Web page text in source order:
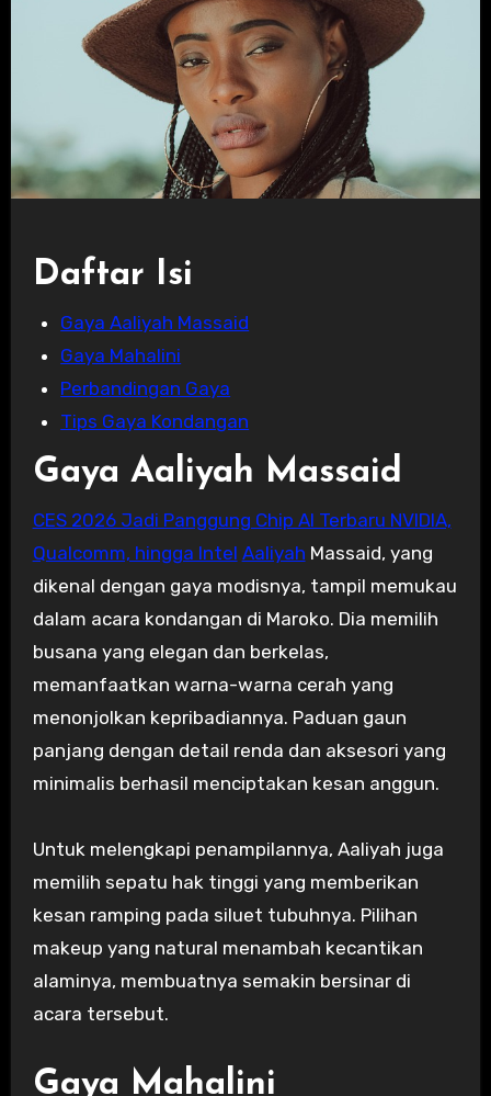
Daftar Isi
Gaya Aaliyah Massaid
Gaya Mahalini
Perbandingan Gaya
Tips Gaya Kondangan
Gaya Aaliyah Massaid
CES 2026 Jadi Panggung Chip AI Terbaru NVIDIA,
Qualcomm, hingga Intel Aaliyah Massaid, yang
dikenal dengan gaya modisnya, tampil memukau
dalam acara kondangan di Maroko. Dia memilih
busana yang elegan dan berkelas,
memanfaatkan warna-warna cerah yang
menonjolkan kepribadiannya. Paduan gaun
panjang dengan detail renda dan aksesori yang
minimalis berhasil menciptakan kesan anggun.
Untuk melengkapi penampilannya, Aaliyah juga
memilih sepatu hak tinggi yang memberikan
kesan ramping pada siluet tubuhnya. Pilihan
makeup yang natural menambah kecantikan
alaminya, membuatnya semakin bersinar di
acara tersebut.
Gaya Mahalini